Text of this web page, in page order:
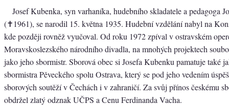
Josef Kubenka, syn varhaníka, hudebního skladatele a pedagoga
(✝1961), se narodil 15. května 1935. Hudební vzdělání nabyl na
kde později rovněž vyučoval. Od roku 1972 zpíval v ostravském
Moravskoslezského národního divadla, na mnohých projektech
jako jeho sbormistr. Sborová obec si Josefa Kubenku pamatuje také
sbormistra Pěveckého spolu Ostrava, který se pod jeho vedením
sborových soutěží v Čechách i v zahraničí. Za svůj přínos českému
obdržel zlatý odznak UČPS a Cenu Ferdinanda Vacha.